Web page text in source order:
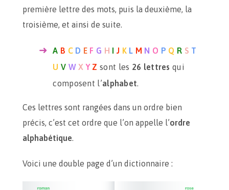
première lettre des mots, puis la deuxième, la
troisième, et ainsi de suite.
A B C D E F G H I J K L M N O P Q R S T
U V W X Y Z sont les 26 lettres qui
composent l’alphabet.
Ces lettres sont rangées dans un ordre bien
précis, c’est cet ordre que l’on appelle l’ordre
alphabétique.
Voici une double page d’un dictionnaire :